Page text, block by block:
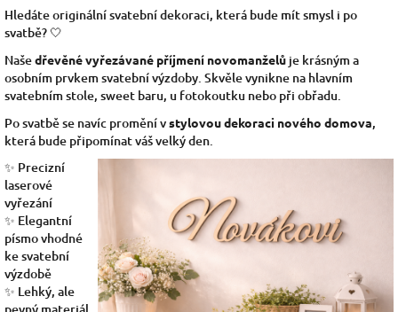
Hledáte originální svatební dekoraci, která bude mít smysl i po
svatbě? 🤍
Našedřevěné vyřezávané příjmení novomanželů je krásným a
osobním prvkem svatební výzdoby. Skvěle vynikne na hlavním
svatebním stole, sweet baru, u fotokoutku nebo při obřadu.
Po svatbě se navíc promění vstylovou dekoraci nového domova,
která bude připomínat váš velký den.
✨ Precizní
laserové
vyřezání
✨ Elegantní
písmo vhodné
ke svatební
výzdobě
✨ Lehký, ale